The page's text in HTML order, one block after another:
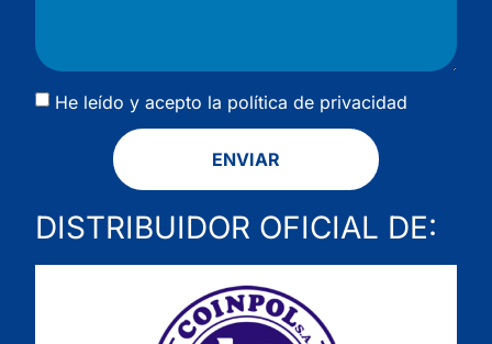
He leído y acepto la política de privacidad
ENVIAR
DISTRIBUIDOR OFICIAL DE: